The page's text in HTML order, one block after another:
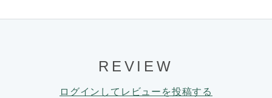
REVIEW
ログインしてレビューを投稿する